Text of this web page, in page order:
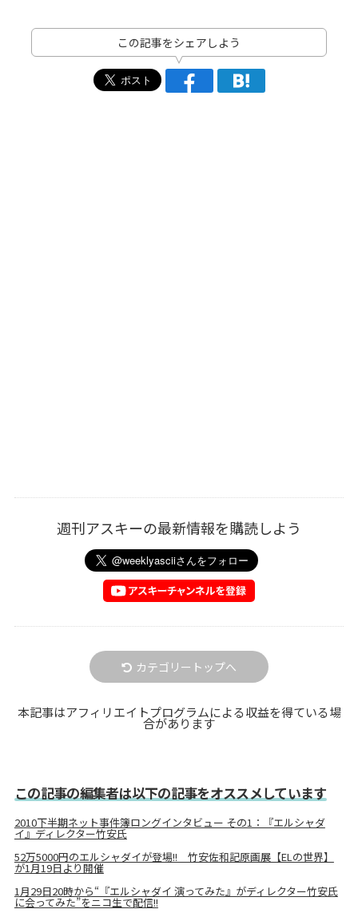
この記事をシェアしよう
週刊アスキーの最新情報を購読しよう
カテゴリートップへ
本記事はアフィリエイトプログラムによる収益を得ている場
合があります
この記事の編集者は以下の記事をオススメしています
2010下半期ネット事件簿ロングインタビュー その1：『エルシャダ
イ』ディレクター竹安氏
52万5000円のエルシャダイが登場!! 竹安佐和記原画展【ELの世界】
が1月19日より開催
1月29日20時から“『エルシャダイ 演ってみた』がディレクター竹安氏
に会ってみた”をニコ生で配信!!